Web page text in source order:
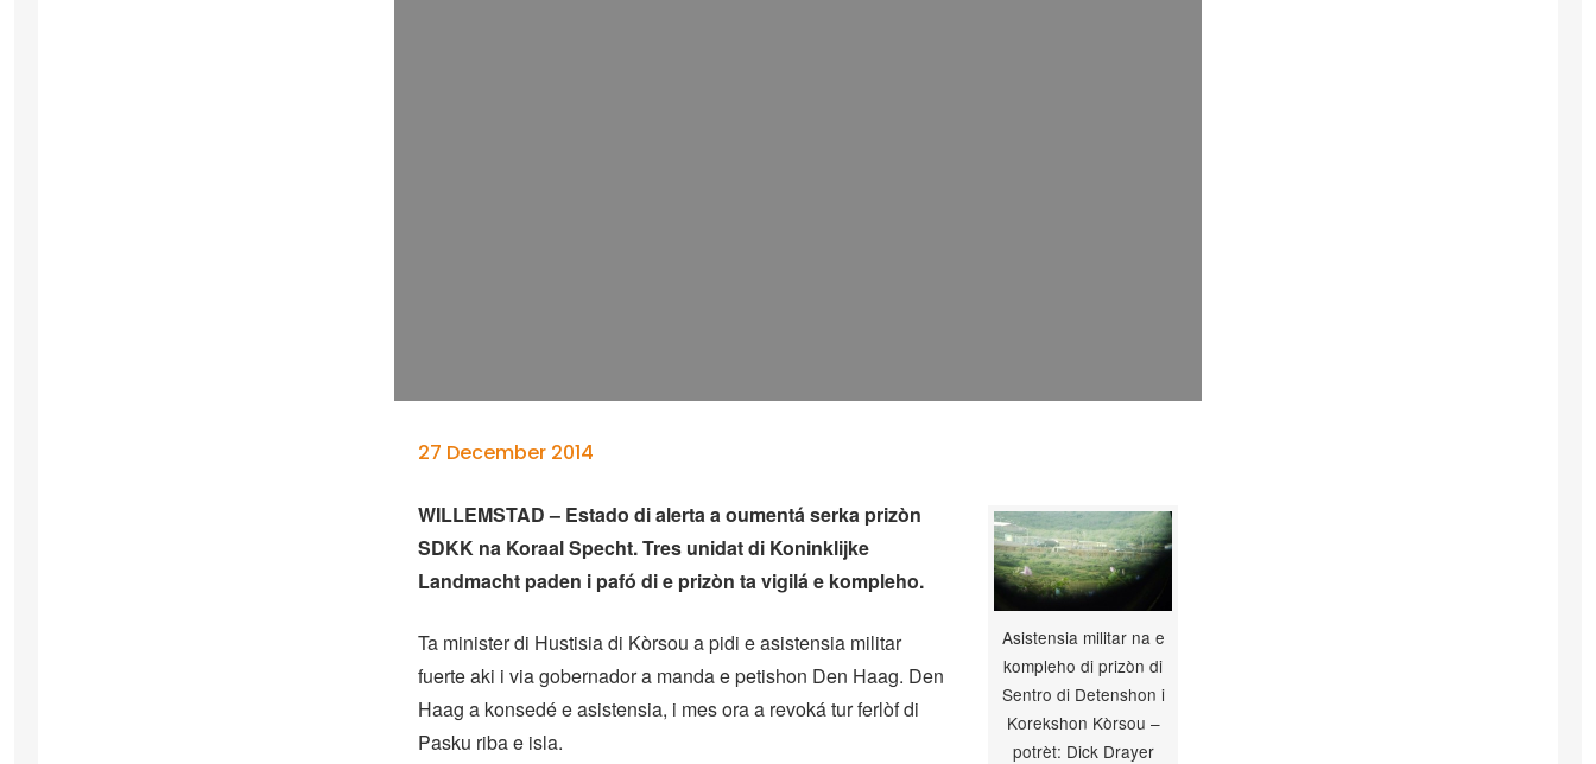
27 December 2014
Asistensia militar na e
kompleho di prizòn di
Sentro di Detenshon i
Korekshon Kòrsou –
potrèt: Dick Drayer
WILLEMSTAD – Estado di alerta a oumentá serka prizòn
SDKK na Koraal Specht. Tres unidat di Koninklijke
Landmacht paden i pafó di e prizòn ta vigilá e kompleho.
Ta minister di Hustisia di Kòrsou a pidi e asistensia militar
fuerte aki i via gobernador a manda e petishon Den Haag. Den
Haag a konsedé e asistensia, i mes ora a revoká tur ferlòf di
Pasku riba e isla.